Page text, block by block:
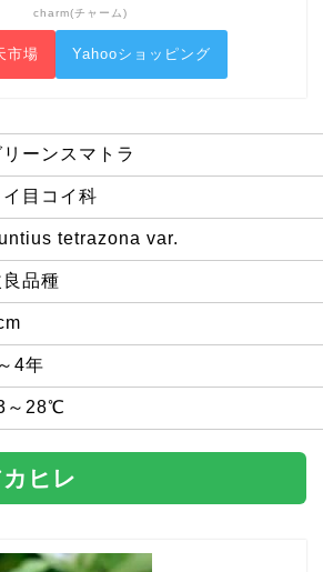
charm(チャーム)
市場 Yahooショッピング
リーンスマトラ
イ目コイ科
tetrazona var.
品種
4年
～28℃
ヒレ